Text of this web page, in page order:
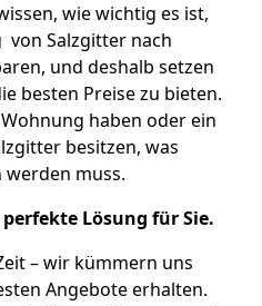
wie wichtig es ist,
von Salzgitter nach
und deshalb setzen
besten Preise zu bieten.
haben oder ein
besitzen, was
werden muss.
Lösung für Sie.
– wir kümmern uns
Angebote erhalten.